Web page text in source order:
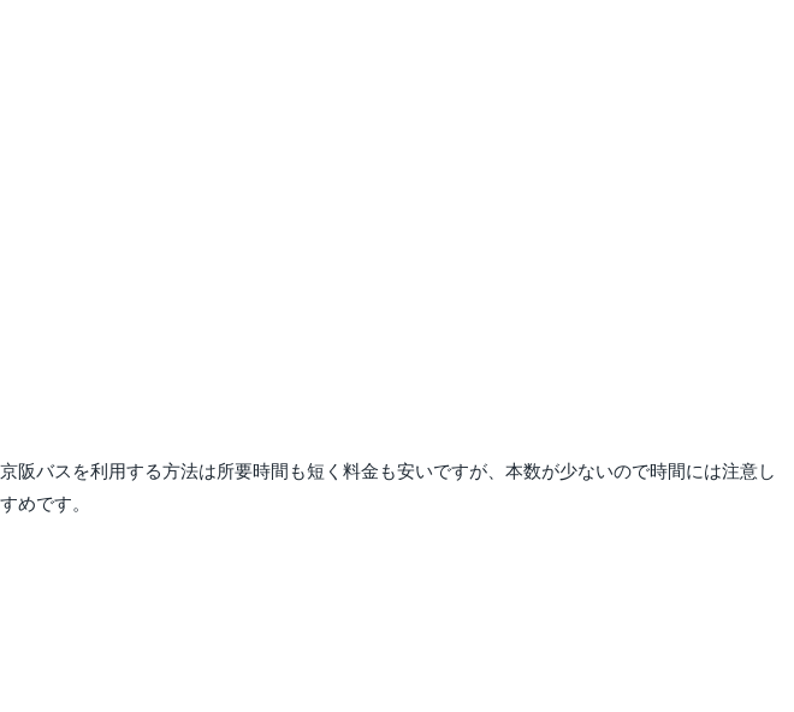
バスを利用する方法は所要時間も短く料金も安いですが、本数が少ないので時間には注意し
めです。